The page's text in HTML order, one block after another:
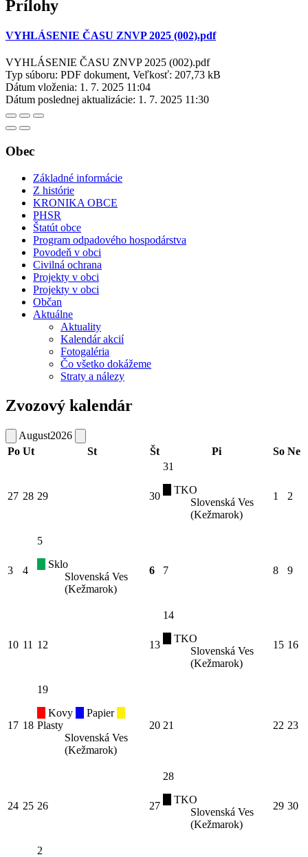
Prílohy
VYHLÁSENIE ČASU ZNVP 2025 (002).pdf
VYHLÁSENIE ČASU ZNVP 2025 (002).pdf
Typ súboru: PDF dokument, Veľkosť: 207,73 kB
Dátum vloženia: 1. 7. 2025 11:04
Dátum poslednej aktualizácie: 1. 7. 2025 11:30
Obec
Základné informácie
Z histórie
KRONIKA OBCE
PHSR
Štatút obce
Program odpadového hospodárstva
Povodeň v obci
Civilná ochrana
Projekty v obci
Projekty v obci
Občan
Aktuálne
Aktuality
Kalendár akcií
Fotogaléria
Čo všetko dokážeme
Straty a nálezy
Zvozový kalendár
August2026
Po Ut St Št Pi So Ne
27 28 29 30
31
TKO
Slovenská Ves
(Kežmarok)
1 2
3 4
5
Sklo
Slovenská Ves
(Kežmarok)
6 7 8 9
10 11 12 13
14
TKO
Slovenská Ves
(Kežmarok)
15 16
17 18
19
Kovy
Papier
Plasty
Slovenská Ves
(Kežmarok)
20 21 22 23
24 25 26 27
28
TKO
Slovenská Ves
(Kežmarok)
29 30
2